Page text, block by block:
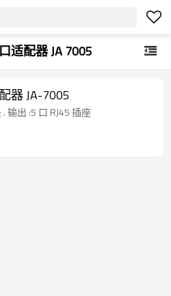
适配器 JA 7005
器 JA-7005
输出 :5 口 RJ45 插座